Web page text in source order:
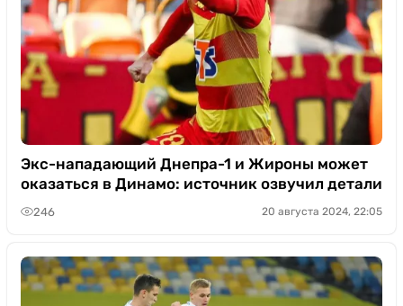
Экс-нападающий Днепра-1 и Жироны может
оказаться в Динамо: источник озвучил детали
246 20 августа 2024, 22:05